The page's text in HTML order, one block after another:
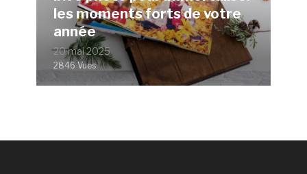
les moments forts de votre
année
20 mai 2025
2846 Vues